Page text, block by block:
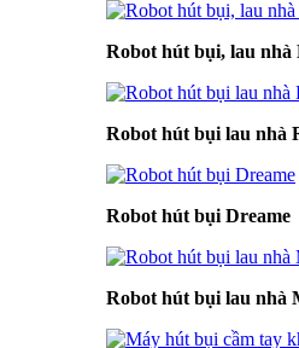
Robot hút bụi, lau nhà
Robot hút bụi lau nhà
Robot hút bụi Dreame
Robot hút bụi lau nhà